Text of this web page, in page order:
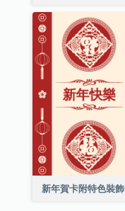
新年賀卡附特色裝飾